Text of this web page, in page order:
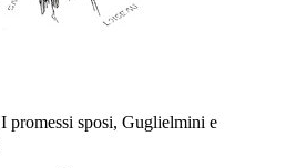
I promessi sposi, Guglielmini e